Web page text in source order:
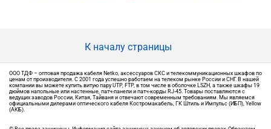
К началу страницы
ООО ТДФ – оптовая продажа кабеля Netko, аксессуаров СКС и телекоммуникационных шкафов по
ценам от производителя. С 2001 года успешно работаем на телеком рынке России и СНГ. В нашей
компании вы можете купить витую пару UTP, FTP, в том числе в оболочке LSZH, а также шкафы 19
дюймов напольные или настенные, патч-панели и патч-корды RJ-45. Товары поставляются с
ведущих заводов России, Китая, Тайваня и отвечают современным требованиям. Мы являемся
официальными дилерами оптического кабеля Костромакабель, ГК Штиль и Импульс (ИБП), Yellow
(АКБ).